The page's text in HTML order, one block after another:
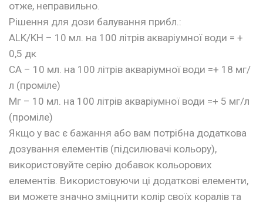
отже, неправильно.
Рішення для дози балування прибл.:
ALK/KH – 10 мл. на 100 літрів акваріумної води = +
0,5 дк
CA – 10 мл. на 100 літрів акваріумної води =+ 18 мг/
л (проміле)
Мг – 10 мл. на 100 літрів акваріумної води =+ 5 мг/л
(проміле)
Якщо у вас є бажання або вам потрібна додаткова
дозування елементів (підсилювачі кольору),
використовуйте серію добавок кольорових
елементів. Використовуючи ці додаткові елементи,
ви можете значно зміцнити колір своїх коралів та